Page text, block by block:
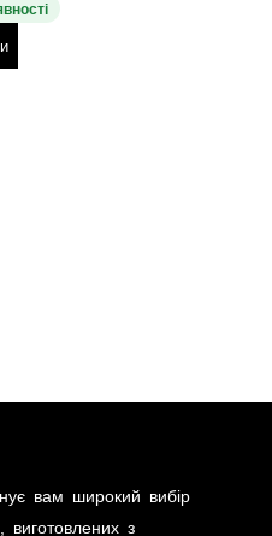
вам широкий вибір
виготовлених з